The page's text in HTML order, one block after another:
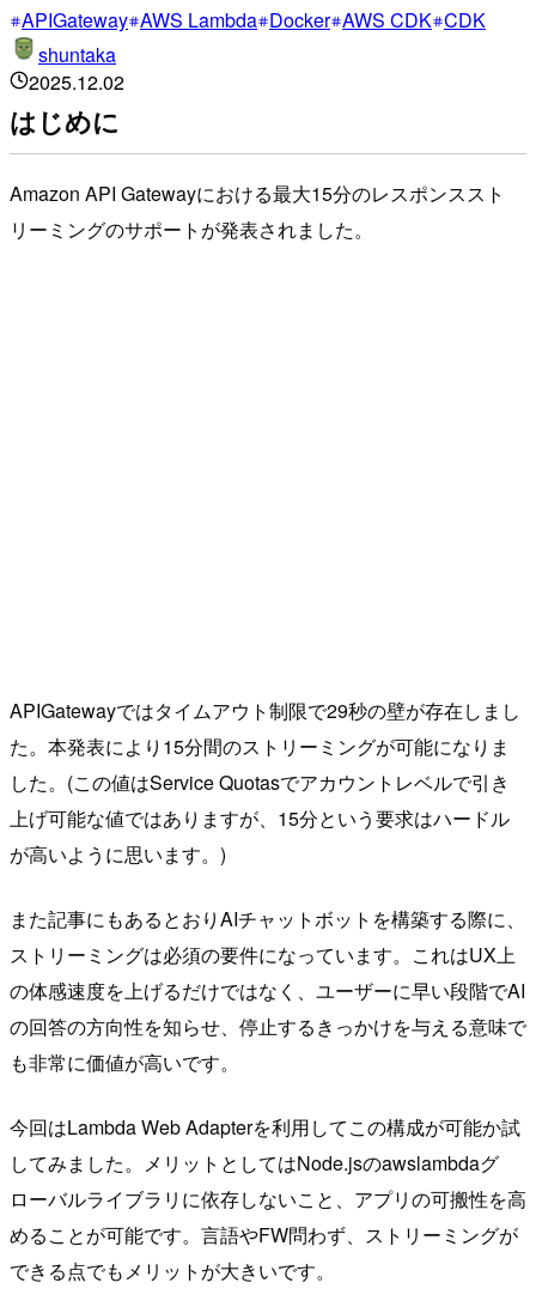
APIGateway AWS Lambda Docker AWS CDK CDK
shuntaka
2025.12.02
はじめに
Amazon API Gatewayにおける最大15分のレスポンススト
リーミングのサポートが発表されました。
APIGatewayではタイムアウト制限で29秒の壁が存在しまし
た。本発表により15分間のストリーミングが可能になりま
した。(この値はService Quotasでアカウントレベルで引き
上げ可能な値ではありますが、15分という要求はハードル
が高いように思います。)
また記事にもあるとおりAIチャットボットを構築する際に、
ストリーミングは必須の要件になっています。これはUX上
の体感速度を上げるだけではなく、ユーザーに早い段階でAI
の回答の方向性を知らせ、停止するきっかけを与える意味で
も非常に価値が高いです。
今回はLambda Web Adapterを利用してこの構成が可能か試
してみました。メリットとしてはNode.jsのawslambdaグ
ローバルライブラリに依存しないこと、アプリの可搬性を高
めることが可能です。言語やFW問わず、ストリーミングが
できる点でもメリットが大きいです。